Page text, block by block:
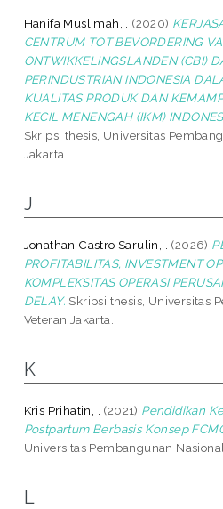
Hanifa Muslimah, . (2020)
CENTRUM TOT BEVORDERING
ONTWIKKELINGSLANDEN (CBI)
PERINDUSTRIAN INDONESIA
KUALITAS PRODUK DAN
KECIL MENENGAH (IKM)
Skripsi thesis, Universitas
Jakarta.
J
Jonathan Castro Sarulin, . (2026)
PROFITABILITAS, INVESTMENT
KOMPLEKSITAS OPERASI
DELAY. Skripsi thesis, Universitas
Veteran Jakarta.
K
Kris Prihatin, . (2021) Pendidikan
Postpartum Berbasis Konsep
Universitas Pembangunan
L